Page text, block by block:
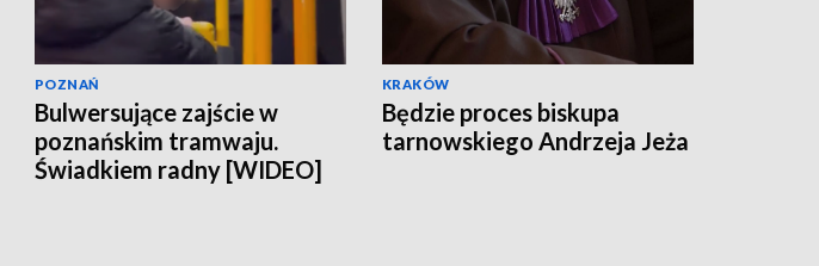
POZNAŃ
Bulwersujące zajście w
poznańskim tramwaju.
Świadkiem radny [WIDEO]
KRAKÓW
Będzie proces biskupa
tarnowskiego Andrzeja Jeża